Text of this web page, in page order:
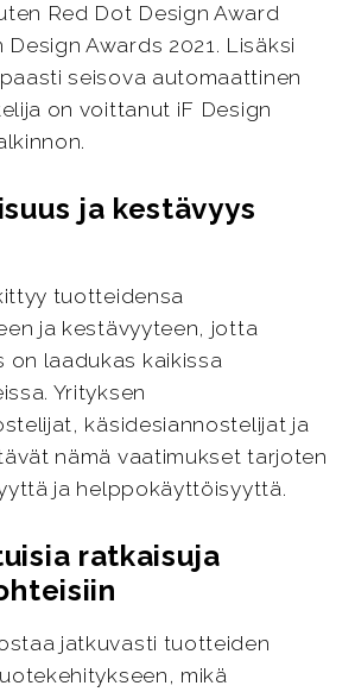
Red Dot Design Award
Design Awards 2021. Lisäksi
seisova automaattinen
on voittanut iF Design
ja kestävyys
tuotteidensa
ja kestävyyteen, jotta
on laadukas kaikissa
Yrityksen
käsidesiannostelijat ja
nämä vaatimukset tarjoten
ja helppokäyttöisyyttä.
ratkaisuja
jatkuvasti tuotteiden
mikä